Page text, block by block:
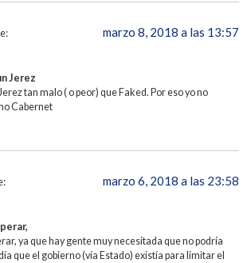
marzo 8, 2018 a las 13:57
Jerez
tan malo ( o peor) que Faked. Por eso yo no
Cabernet
marzo 6, 2018 a las 23:58
ya que hay gente muy necesitada que no podría
que el gobierno (vía Estado) existía para limitar el